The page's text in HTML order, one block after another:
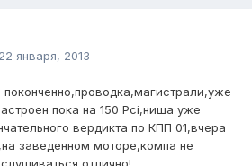
22 января, 2013
пока на 150 Pci,ниша уже
вердикта по КПП 01,вчера
заведенном моторе,компа не